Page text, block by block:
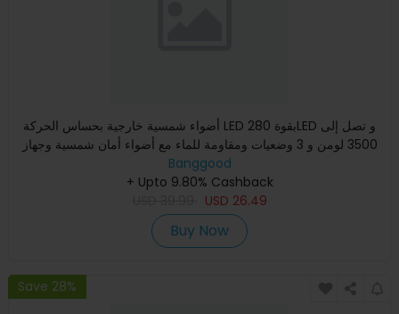
أضواء شمسية خارجية بحساس الحركة LED بقوة 280LED و تصل إلى
3500 لومن و 3 وضعيات ومقاومة للماء مع أضواء أمان شمسية وجهاز
ت
Banggood
+ Upto 9.80% Cashback
USD 26.49
Buy Now
Save 28%